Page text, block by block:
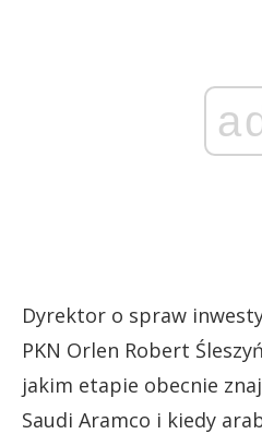
Dyrektor o spraw
PKN Orlen Robert
jakim etapie obecnie
Saudi Aramco i kiedy